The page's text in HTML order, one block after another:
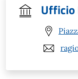
Ufficio